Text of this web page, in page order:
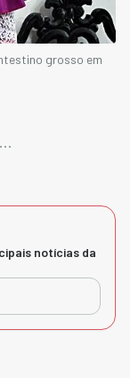
grosso em
notícias da